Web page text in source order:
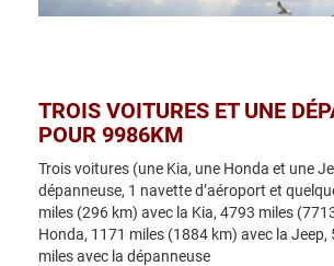
TROIS VOITURES ET UNE
POUR 9986KM
Trois voitures (une Kia, une Honda et une
dépanneuse, 1 navette d’aéroport et
miles (296 km) avec la Kia, 4793 miles
Honda, 1171 miles (1884 km) avec la Jeep,
miles avec la dépanneuse